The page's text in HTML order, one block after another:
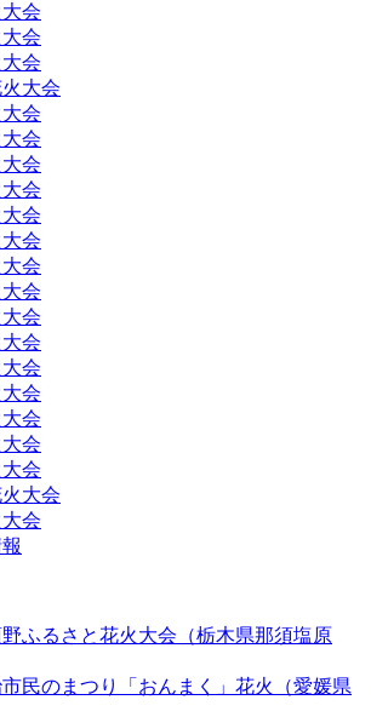
会
会
会
大会
会
会
会
会
会
会
会
会
会
会
会
会
会
会
会
大会
会
野ふるさと花火大会（栃木県那須塩原
市民のまつり「おんまく」花火（愛媛県